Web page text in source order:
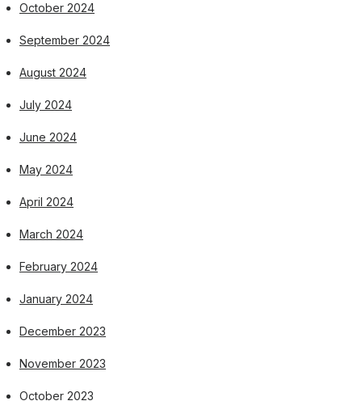
October 2024
September 2024
August 2024
July 2024
June 2024
May 2024
April 2024
March 2024
February 2024
January 2024
December 2023
November 2023
October 2023